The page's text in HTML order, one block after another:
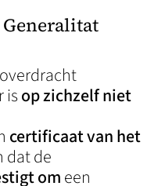
Generalitat
isop zichzelf niet
certificaat van het
dat de
omeen